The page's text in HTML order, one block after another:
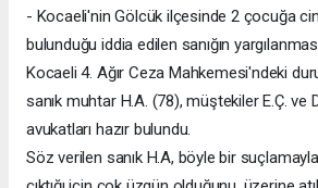
- Kocaeli'nin Gölcük ilçesinde 2 çocuğa
bulunduğu iddia edilen sanığın
Kocaeli 4. Ağır Ceza Mahkemesi'ndeki
sanık muhtar H.A. (78), müştekiler E.Ç. ve
avukatları hazır bulundu.
Söz verilen sanık H.A, böyle bir